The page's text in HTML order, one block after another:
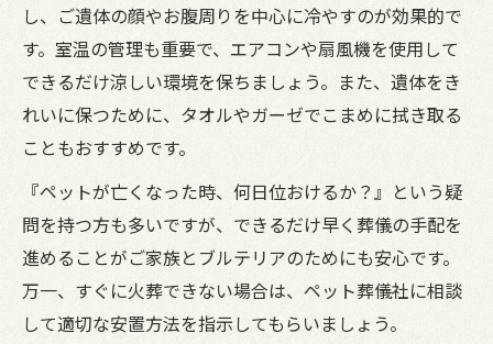
し、ご遺体の顔やお腹周りを中心に冷やすのが効果的で
す。室温の管理も重要で、エアコンや扇風機を使用して
できるだけ涼しい環境を保ちましょう。また、遺体をき
れいに保つために、タオルやガーゼでこまめに拭き取る
こともおすすめです。
『ペットが亡くなった時、何日位おけるか？』という疑
問を持つ方も多いですが、できるだけ早く葬儀の手配を
進めることがご家族とブルテリアのためにも安心です。
万一、すぐに火葬できない場合は、ペット葬儀社に相談
して適切な安置方法を指示してもらいましょう。